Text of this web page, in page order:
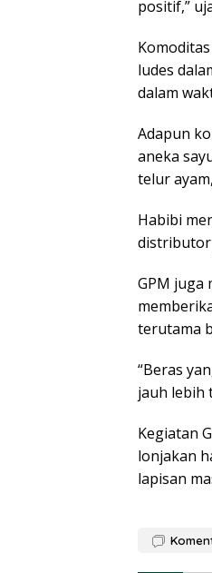
positif,”
ludes
dalam
Adapun
aneka
telur
Habibi
distributor
GPM juga
terutama
“Beras
jauh lebih
Kegiatan
lonjakan
lapisan